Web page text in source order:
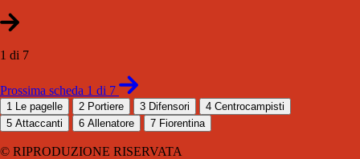
1 di 7
Prossima scheda 1 di 7
1 Le pagelle 2 Portiere 3 Difensori 4 Centrocampisti
5 Attaccanti 6 Allenatore 7 Fiorentina
© RIPRODUZIONE RISERVATA